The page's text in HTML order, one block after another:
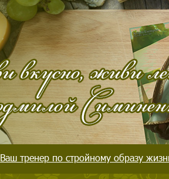
Ваш тренер по стройному образу